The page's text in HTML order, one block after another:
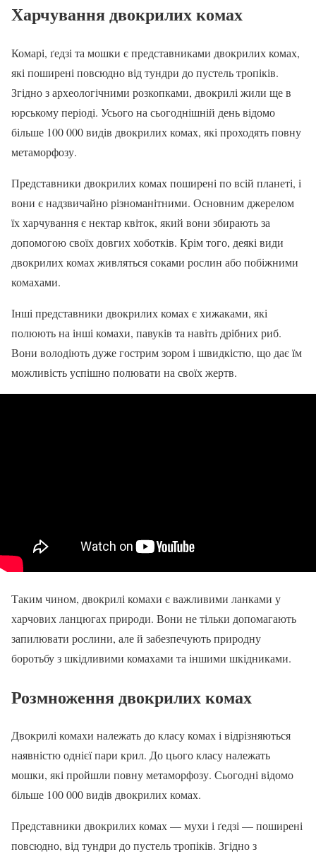
Харчування двокрилих комах
Комарі, ґедзі та мошки є представниками двокрилих комах,
які поширені повсюдно від тундри до пустель тропіків.
Згідно з археологічними розкопками, двокрилі жили ще в
юрському періоді. Усього на сьогоднішній день відомо
більше 100 000 видів двокрилих комах, які проходять повну
метаморфозу.
Представники двокрилих комах поширені по всій планеті, і
вони є надзвичайно різноманітними. Основним джерелом
їх харчування є нектар квіток, який вони збирають за
допомогою своїх довгих хоботків. Крім того, деякі види
двокрилих комах живляться соками рослин або побіжними
комахами.
Інші представники двокрилих комах є хижаками, які
полюють на інші комахи, павуків та навіть дрібних риб.
Вони володіють дуже гострим зором і швидкістю, що дає їм
можливість успішно полювати на своїх жертв.
Таким чином, двокрилі комахи є важливими ланками у
харчових ланцюгах природи. Вони не тільки допомагають
запилювати рослини, але й забезпечують природну
боротьбу з шкідливими комахами та іншими шкідниками.
Розмноження двокрилих комах
Двокрилі комахи належать до класу комах і відрізняються
наявністю однієї пари крил. До цього класу належать
мошки, які пройшли повну метаморфозу. Сьогодні відомо
більше 100 000 видів двокрилих комах.
Представники двокрилих комах — мухи і ґедзі — поширені
повсюдно, від тундри до пустель тропіків. Згідно з